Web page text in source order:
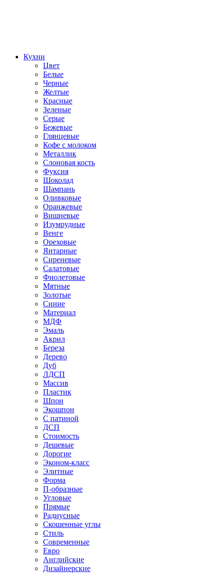
Кухни
Цвет
Белые
Черные
Желтые
Красные
Зеленые
Серые
Бежевые
Глянцевые
Кофе с молоком
Металлик
Слоновая кость
Фуксия
Шоколад
Шампань
Оливковые
Оранжевые
Вишневые
Изумрудные
Венге
Ореховые
Янтарные
Сиреневые
Салатовые
Фиолетовые
Мятные
Золотые
Синие
Материал
МДФ
Эмаль
Акрил
Береза
Дерево
Дуб
ЛДСП
Массив
Пластик
Шпон
Экошпон
С патиной
ДСП
Стоимость
Дешевые
Дорогие
Эконом-класс
Элитные
Форма
П-образные
Угловые
Прямые
Радиусные
Скошенные углы
Стиль
Современные
Евро
Английские
Дизайнерские